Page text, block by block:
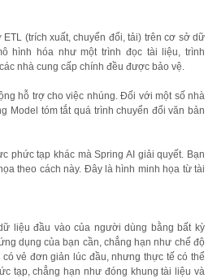
(trích xuất, chuyển đổi, tải) trên cơ sở dữ
hình hóa như một trình đọc tài liệu, trình
nhà cung cấp chính đều được bảo vệ.
hỗ trợ cho việc nhúng. Đối với một số nhà
Model tóm tắt quá trình chuyển đổi văn bản
phức tạp khác mà Spring AI giải quyết. Bạn
theo cách này. Đây là hình minh họa từ tài
liệu đầu vào của người dùng bằng bất kỳ
dụng của bạn cần, chẳng hạn như chế độ
vẻ đơn giản lúc đầu, nhưng thực tế có thể
tạp, chẳng hạn như đóng khung tài liệu và